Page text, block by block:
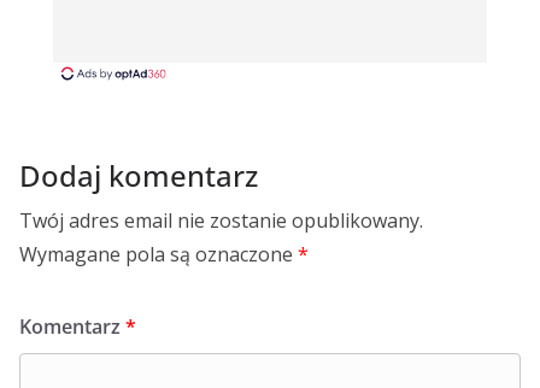
Dodaj komentarz
Twój adres email nie zostanie opublikowany.
Wymagane pola są oznaczone *
Komentarz *